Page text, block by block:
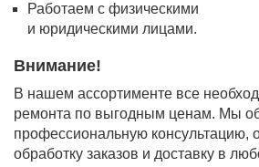
Работаем с физическими
и юридическими лицами.
Внимание!
В нашем ассортименте все
ремонта по выгодным ценам. Мы
профессиональную консультацию,
обработку заказов и доставку в